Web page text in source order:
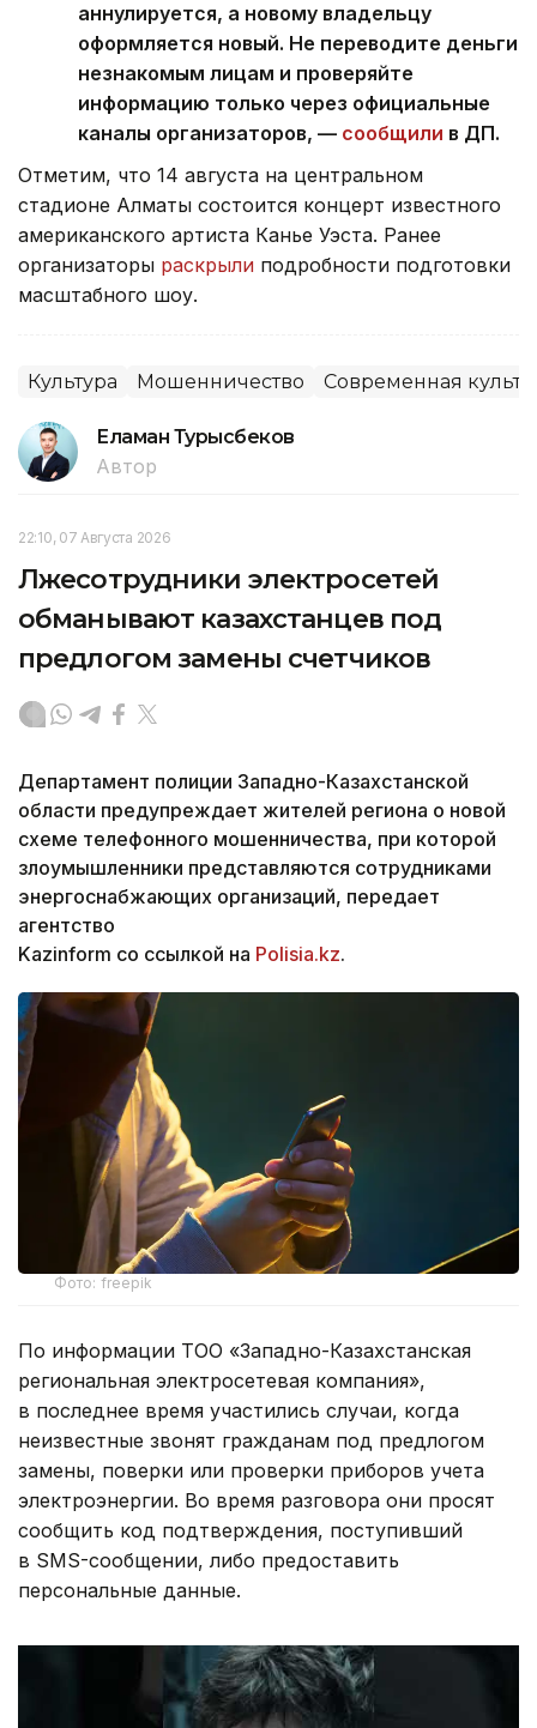
аннулируется, а новому владельцу
оформляется новый. Не переводите деньги
незнакомым лицам и проверяйте
информацию только через официальные
каналы организаторов, — сообщили в ДП.
Отметим, что 14 августа на центральном
стадионе Алматы состоится концерт известного
американского артиста Канье Уэста. Ранее
организаторы раскрыли подробности подготовки
масштабного шоу.
Культура Мошенничество Современная
Еламан Турысбеков
Автор
22:10, 07 Августа 2026
Лжесотрудники электросетей
обманывают казахстанцев под
предлогом замены счетчиков
Департамент полиции Западно-Казахстанской
области предупреждает жителей региона о новой
схеме телефонного мошенничества, при которой
злоумышленники представляются сотрудниками
энергоснабжающих организаций, передает
агентство
Kazinform со ссылкой на Polisia.kz.
Фото: freepik
По информации ТОО «Западно-Казахстанская
региональная электросетевая компания»,
в последнее время участились случаи, когда
неизвестные звонят гражданам под предлогом
замены, поверки или проверки приборов учета
электроэнергии. Во время разговора они просят
сообщить код подтверждения, поступивший
в SMS-сообщении, либо предоставить
персональные данные.